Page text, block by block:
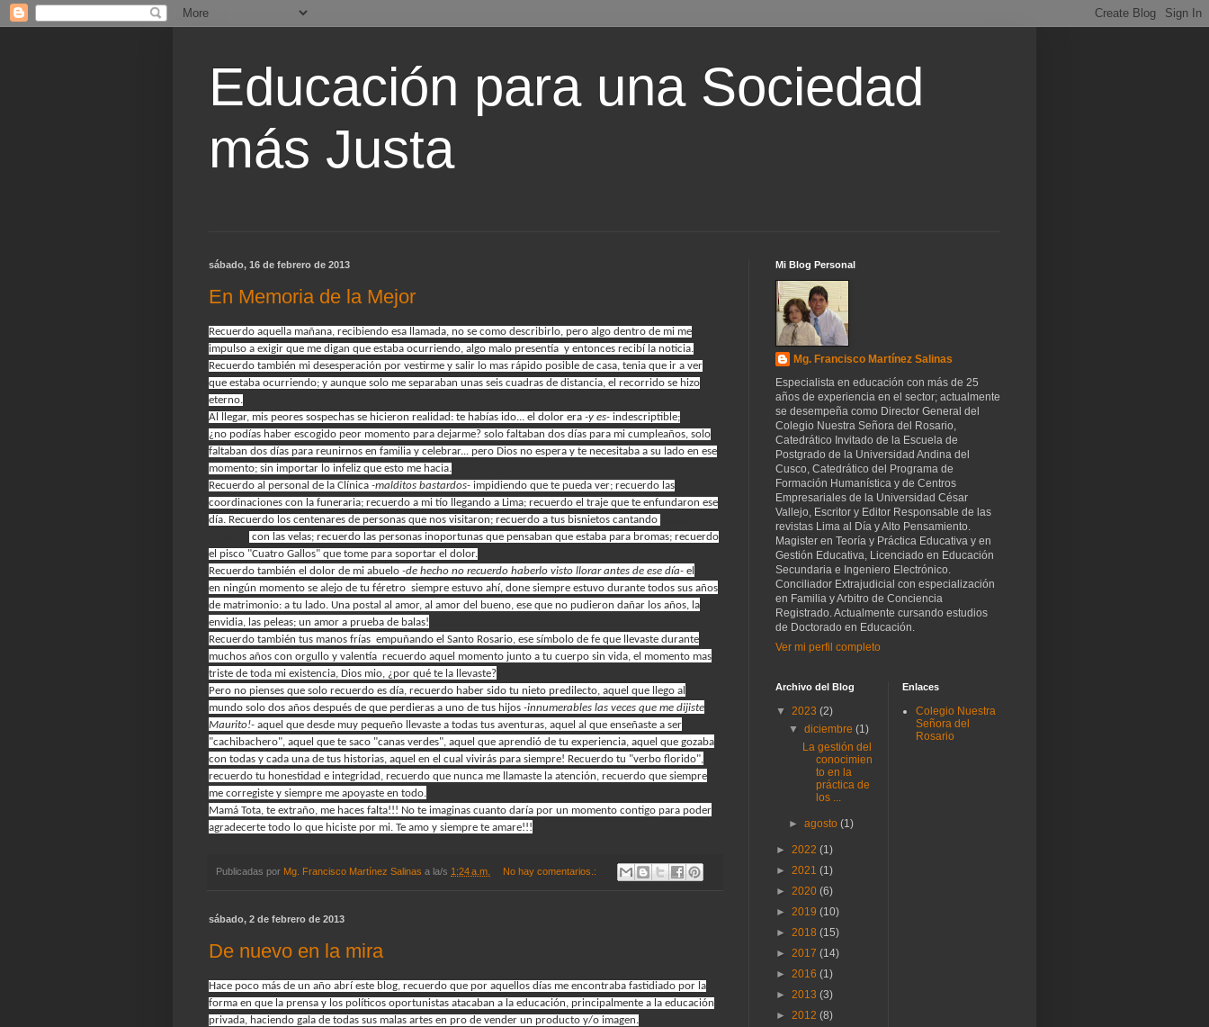
Educación para una Sociedad
más Justa
sábado, 16 de febrero de 2013
En Memoria de la Mejor
Recuerdo aquella mañana, recibiendo esa llamada, no se como describirlo, pero algo dentro de mi me
impulso a exigir que me digan que estaba ocurriendo, algo malo presentía y entonces recibí la noticia.
Recuerdo también mi desesperación por vestirme y salir lo mas rápido posible de casa, tenia que ir a ver
que estaba ocurriendo; y aunque solo me separaban unas seis cuadras de distancia, el recorrido se hizo
eterno.
Al llegar, mis peores sospechas se hicieron realidad: te habías ido... el dolor era -y es- indescriptible;
¿no podías haber escogido peor momento para dejarme? solo faltaban dos días para mi cumpleaños, solo
faltaban dos días para reunirnos en familia y celebrar... pero Dios no espera y te necesitaba a su lado en ese
momento; sin importar lo infeliz que esto me hacia.
Recuerdo al personal de la Clínica -malditos bastardos- impidiendo que te pueda ver; recuerdo las
coordinaciones con la funeraria; recuerdo a mi tío llegando a Lima; recuerdo el traje que te enfundaron ese
día. Recuerdo los centenares de personas que nos visitaron; recuerdo a tus bisnietos cantando
con las velas; recuerdo las personas inoportunas que pensaban que estaba para bromas; recuerdo
el pisco "Cuatro Gallos" que tome para soportar el dolor.
Recuerdo también el dolor de mi abuelo -de hecho no recuerdo haberlo visto llorar antes de ese día- el
en ningún momento se alejo de tu féretro siempre estuvo ahí, done siempre estuvo durante todos sus años
de matrimonio: a tu lado. Una postal al amor, al amor del bueno, ese que no pudieron dañar los años, la
envidia, las peleas; un amor a prueba de balas!
Recuerdo también tus manos frías empuñando el Santo Rosario, ese símbolo de fe que llevaste durante
muchos años con orgullo y valentía recuerdo aquel momento junto a tu cuerpo sin vida, el momento mas
triste de toda mi existencia, Dios mio, ¿por qué te la llevaste?
Pero no pienses que solo recuerdo es día, recuerdo haber sido tu nieto predilecto, aquel que llego al
mundo solo dos años después de que perdieras a uno de tus hijos -innumerables las veces que me dijiste
Maurito!- aquel que desde muy pequeño llevaste a todas tus aventuras, aquel al que enseñaste a ser
"cachibachero", aquel que te saco "canas verdes", aquel que aprendió de tu experiencia, aquel que gozaba
con todas y cada una de tus historias, aquel en el cual vivirás para siempre! Recuerdo tu "verbo florido",
recuerdo tu honestidad e integridad, recuerdo que nunca me llamaste la atención, recuerdo que siempre
me corregiste y siempre me apoyaste en todo.
Mamá Tota, te extraño, me haces falta!!! No te imaginas cuanto daría por un momento contigo para poder
agradecerte todo lo que hiciste por mi. Te amo y siempre te amare!!!
Publicadas por Mg. Francisco Martínez Salinas a la/s 1:24 a.m. No hay comentarios.:
sábado, 2 de febrero de 2013
De nuevo en la mira
Hace poco más de un año abrí este blog, recuerdo que por aquellos días me encontraba fastidiado por la
forma en que la prensa y los políticos oportunistas atacaban a la educación, principalmente a la educación
privada, haciendo gala de todas sus malas artes en pro de vender un producto y/o imagen.
Mi Blog Personal
Mg. Francisco Martínez Salinas
Especialista en educación con más de 25
años de experiencia en el sector; actualmente
se desempeña como Director General del
Colegio Nuestra Señora del Rosario,
Catedrático Invitado de la Escuela de
Postgrado de la Universidad Andina del
Cusco, Catedrático del Programa de
Formación Humanística y de Centros
Empresariales de la Universidad César
Vallejo, Escritor y Editor Responsable de las
revistas Lima al Día y Alto Pensamiento.
Magister en Teoría y Práctica Educativa y en
Gestión Educativa, Licenciado en Educación
Secundaria e Ingeniero Electrónico.
Conciliador Extrajudicial con especialización
en Familia y Arbitro de Conciencia
Registrado. Actualmente cursando estudios
de Doctorado en Educación.
Ver mi perfil completo
Archivo del Blog
▼ 2023 (2)
▼diciembre(1)
La gestión del
conocimien
to en la
práctica de
los ...
►agosto(1)
► 2022 (1)
► 2021 (1)
► 2020 (6)
► 2019 (10)
► 2018 (15)
► 2017 (14)
► 2016 (1)
► 2013 (3)
► 2012 (8)
Enlaces
Colegio Nuestra
Señora del
Rosario